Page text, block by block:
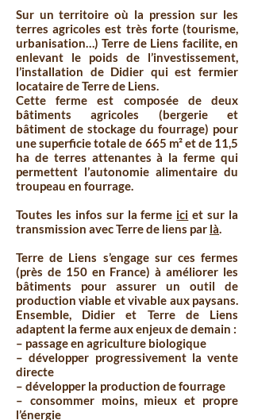
Sur un territoire où la pression sur les
terres agricoles est très forte (tourisme,
urbanisation…) Terre de Liens facilite, en
enlevant le poids de l’investissement,
l’installation de Didier qui est fermier
locataire de Terre de Liens.
Cette ferme est composée de deux
bâtiments agricoles (bergerie et
bâtiment de stockage du fourrage) pour
une superficie totale de 665 m² et de 11,5
ha de terres attenantes à la ferme qui
permettent l’autonomie alimentaire du
troupeau en fourrage.
Toutes les infos sur la ferme ici et sur la
transmission avec Terre de liens par là.
Terre de Liens s’engage sur ces fermes
(près de 150 en France) à améliorer les
bâtiments pour assurer un outil de
production viable et vivable aux paysans.
Ensemble, Didier et Terre de Liens
adaptent la ferme aux enjeux de demain :
– passage en agriculture biologique
– développer progressivement la vente
directe
– développer la production de fourrage
– consommer moins, mieux et propre
l’énergie